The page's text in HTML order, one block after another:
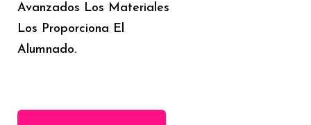
Avanzados Los Materiales
Los Proporciona El
Alumnado.